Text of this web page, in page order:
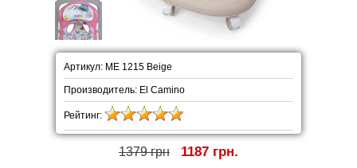
Артикул: ME 1215 Beige
Производитель: El Camino
Рейтинг:
1379 грн 1187 грн.